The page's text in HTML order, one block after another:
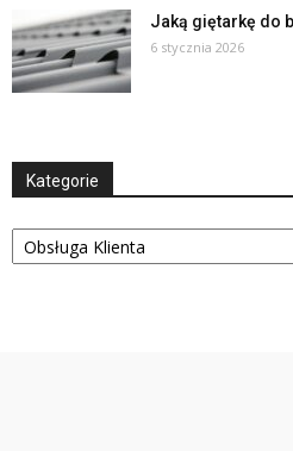
Jaką giętarkę do
6 stycznia 2026
Kategorie
Kategorie